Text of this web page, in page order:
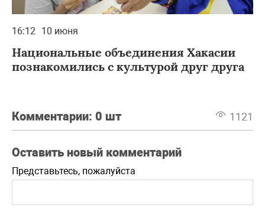
16:12 10 июня
Национальные объединения Хакасии
познакомились с культурой друг друга
Комментарии: 0 шт 1121
Оставить новый комментарий
Представьтесь, пожалуйста